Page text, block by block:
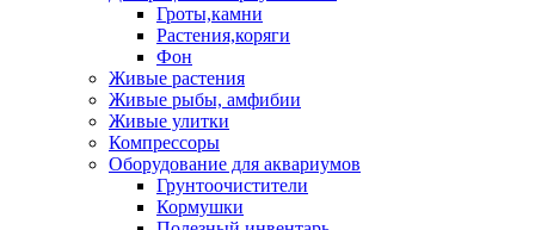
Гроты,камни
Растения,коряги
Фон
Живые растения
Живые рыбы, амфибии
Живые улитки
Компрессоры
Оборудование для аквариумов
Грунтоочистители
Кормушки